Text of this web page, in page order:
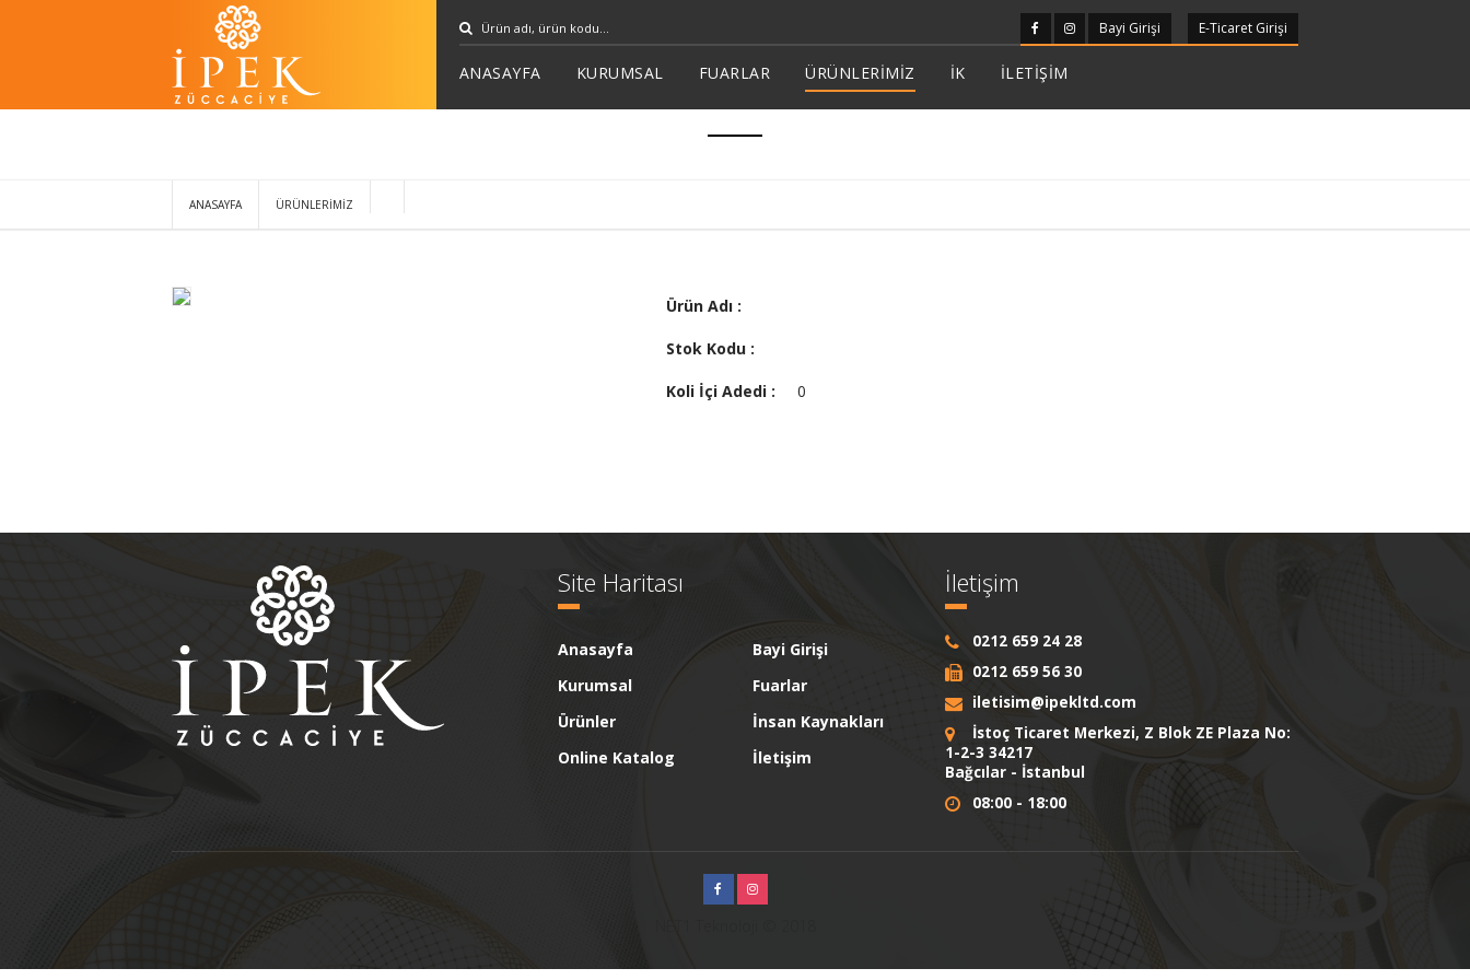
Bayi Girişi E-Ticaret Girişi
ANASAYFA KURUMSAL FUARLAR ÜRÜNLERİMİZ İK İLETİŞİM
ANASAYFA ÜRÜNLERİMİZ
Ürün Adı :
Stok Kodu :
Koli İçi Adedi : 0
Site Haritası
Anasayfa
Bayi Girişi
Kurumsal
Fuarlar
Ürünler
İnsan Kaynakları
Online Katalog
İletişim
İletişim
0212 659 24 28
0212 659 56 30
iletisim@ipekltd.com
İstoç Ticaret Merkezi, Z Blok ZE Plaza No:
1-2-3 34217
Bağcılar - İstanbul
08:00 - 18:00